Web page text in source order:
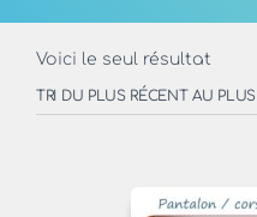
Voici le seul résultat